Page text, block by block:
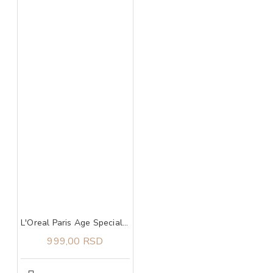
L'Oreal Paris Age Specialist 65+ dnevna krema protiv bora 50 ml
999,00 RSD